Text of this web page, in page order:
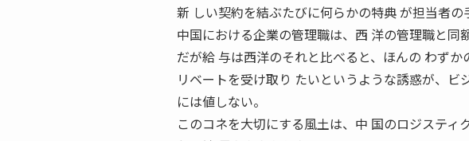
新 しい契約を結ぶたびに何らかの特典 が担当者の
中国における企業の管理職は、西 洋の管理職と同
だが給 与は西洋のそれと比べると、ほんの わずか
リベートを受け取り たいというような誘惑が、
には値しない。
このコネを大切にする風土は、中 国のロジステ